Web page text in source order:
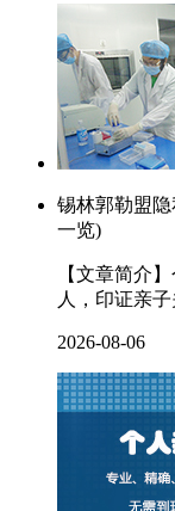
锡林郭勒盟
一览)
【文章简介
人，印证亲
2026-08-06